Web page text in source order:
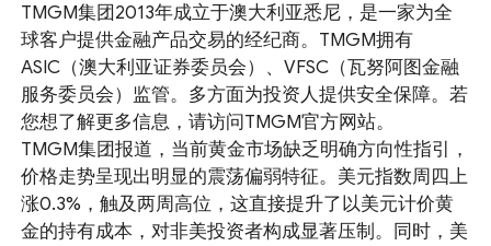
TMGM集团2013年成立于澳大利亚悉尼，是一家为全
球客户提供金融产品交易的经纪商。TMGM拥有
ASIC（澳大利亚证券委员会）、VFSC（瓦努阿图金融
服务委员会）监管。多方面为投资人提供安全保障。若
您想了解更多信息，请访问TMGM官方网站。
TMGM集团报道，当前黄金市场缺乏明确方向性指引，
价格走势呈现出明显的震荡偏弱特征。美元指数周四上
涨0.3%，触及两周高位，这直接提升了以美元计价黄
金的持有成本，对非美投资者构成显著压制。同时，美